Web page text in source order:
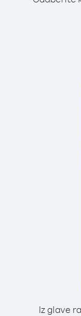
Iz glave